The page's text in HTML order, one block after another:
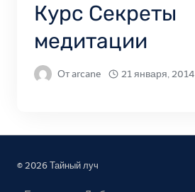
Курс Секреты
медитации
Отarcane 21 января, 2014
© 2026 Тайный луч